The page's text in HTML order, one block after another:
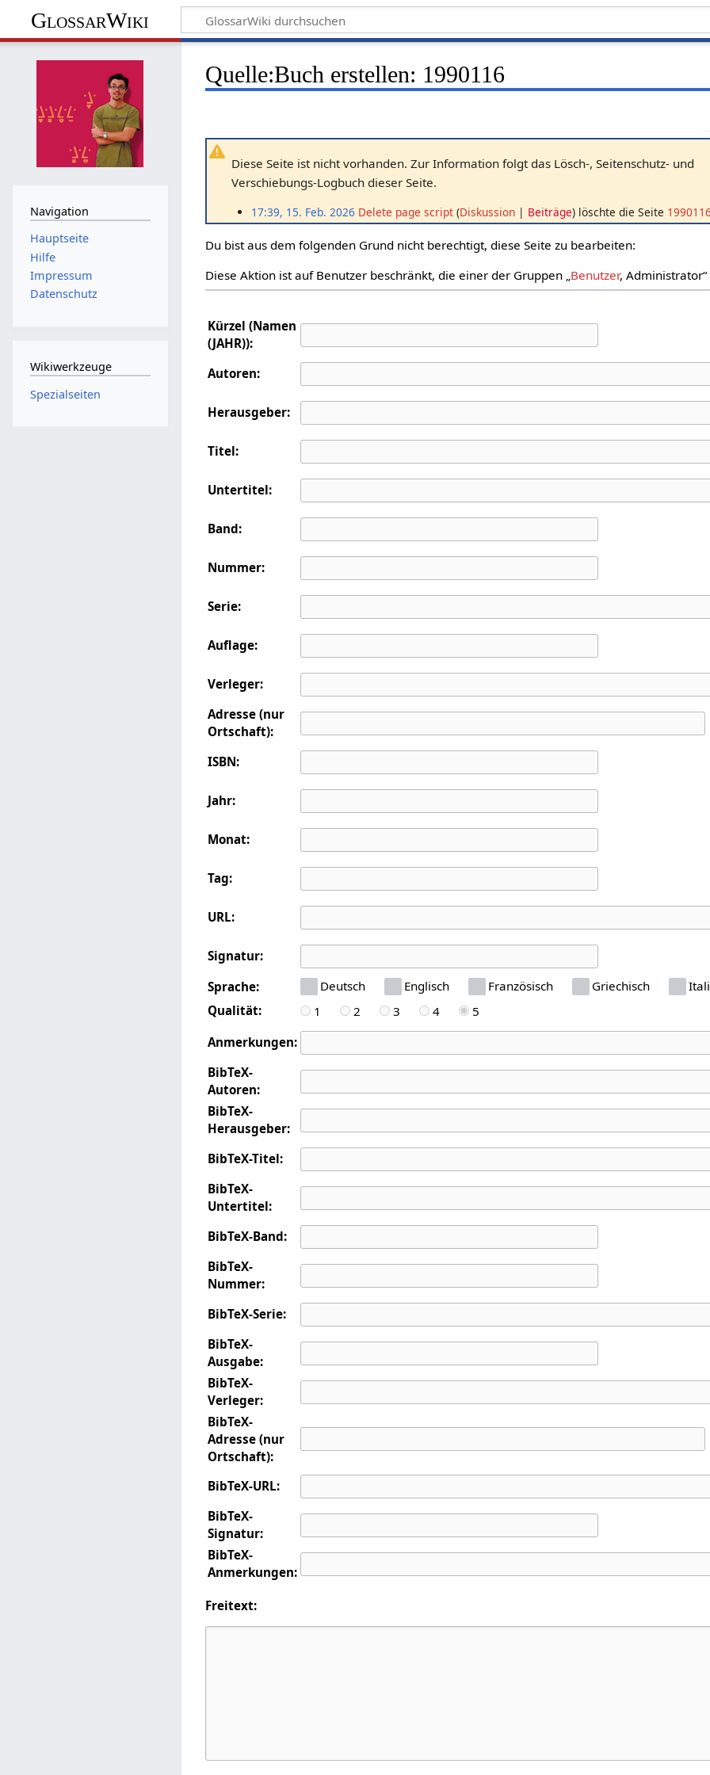
GlossarWiki
Quelle:Buch erstellen: 1990116
Diese Seite ist nicht vorhanden. Zur Information folgt das Lösch-, Seitenschutz- und
Verschiebungs-Logbuch dieser Seite.
17:39, 15. Feb. 2026 Delete page script Diskussion Beiträge löschte die Seite
Du bist aus dem folgenden Grund nicht berechtigt, diese Seite zu bearbeiten:
Diese Aktion ist auf Benutzer beschränkt, die einer der Gruppen „ Benutzer,
Kürzel (Namen
(JAHR)):
Autoren:
Herausgeber:
Titel:
Untertitel:
Band:
Nummer:
Serie:
Auflage:
Verleger:
Adresse (nur
Ortschaft):
ISBN:
Jahr:
Monat:
Tag:
URL:
Signatur:
Sprache:
Deutsch Englisch Französisch Griechisch
Qualität:
1 2 3 4
5
Anmerkungen:
BibTeX-
Autoren:
BibTeX-
Herausgeber:
BibTeX-Titel:
BibTeX-
Untertitel:
BibTeX-Band:
BibTeX-
Nummer:
BibTeX-Serie:
BibTeX-
Ausgabe:
BibTeX-
Verleger:
BibTeX-
Adresse (nur
Ortschaft):
BibTeX-URL:
BibTeX-
Signatur:
BibTeX-
Anmerkungen:
Freitext:
Navigation
Hauptseite
Hilfe
Impressum
Datenschutz
Wikiwerkzeuge
Spezialseiten